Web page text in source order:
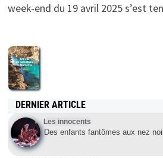
week-end du 19 avril 2025 s’est
DERNIER ARTICLE
Les innocents
Des enfants fantômes aux nez